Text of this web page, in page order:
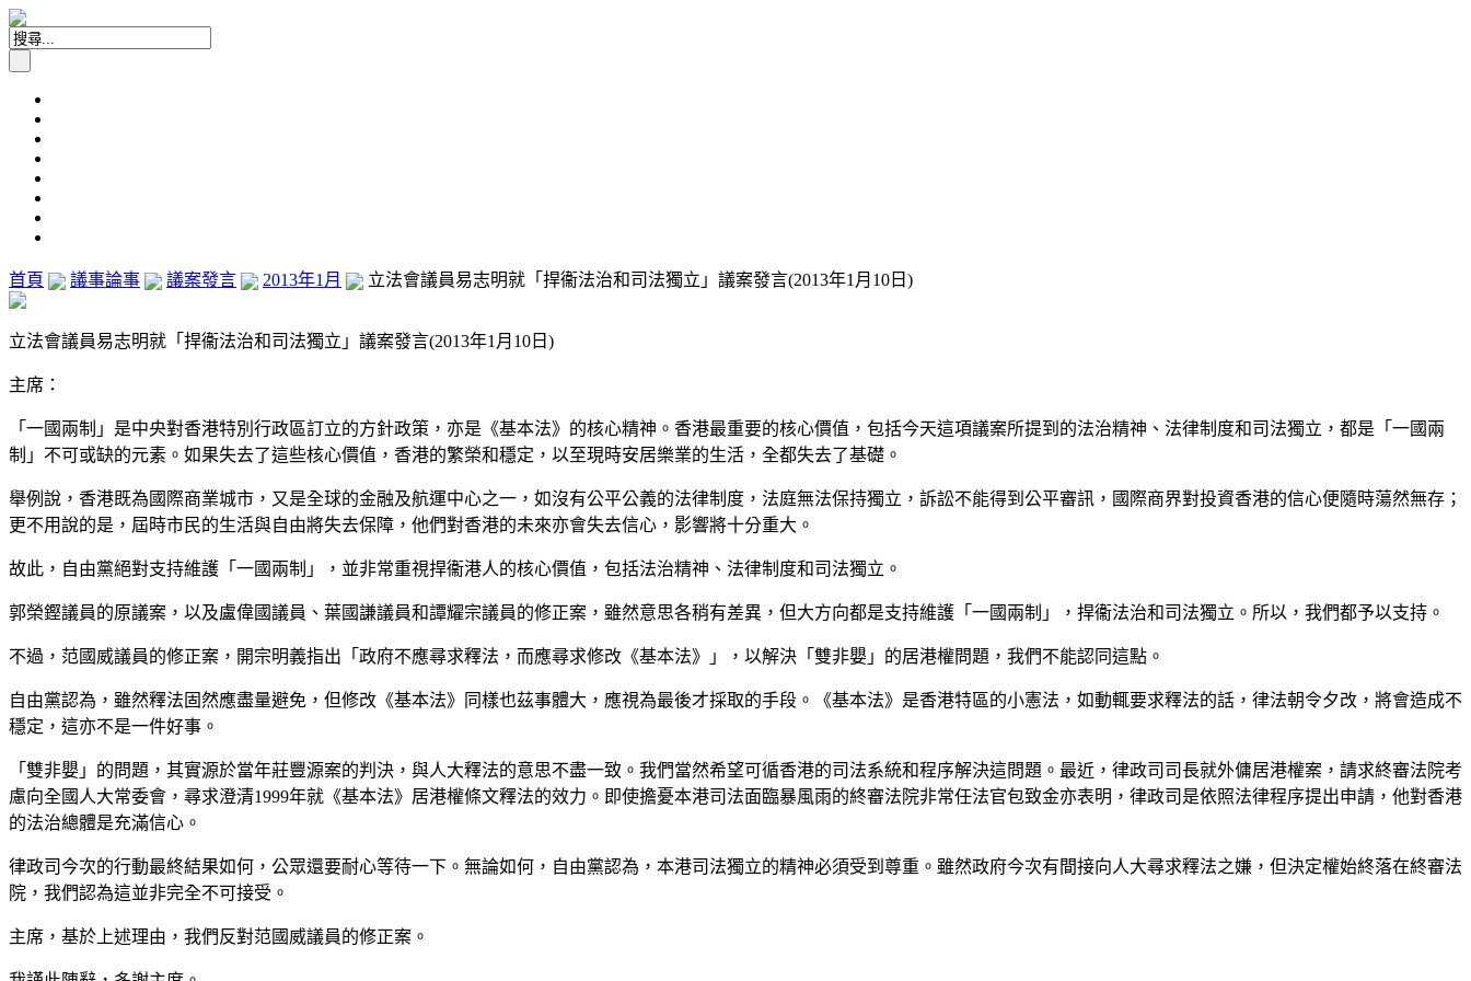
首頁 議事論事 議案發言 2013年1月 立法會議員易志明就「捍衞法治和司法獨立」議案發言(2013年1月10日)
立法會議員易志明就「捍衞法治和司法獨立」議案發言(2013年1月10日)
主席：
「一國兩制」是中央對香港特別行政區訂立的方針政策，亦是《基本法》的核心精神。香港最重要的核心價值，包括今天這項議案所提到的法治精神、法律制度和司法獨立，都是「一國兩
制」不可或缺的元素。如果失去了這些核心價值，香港的繁榮和穩定，以至現時安居樂業的生活，全都失去了基礎。
舉例說，香港既為國際商業城市，又是全球的金融及航運中心之一，如沒有公平公義的法律制度，法庭無法保持獨立，訴訟不能得到公平審訊，國際商界對投資香港的信心便隨時蕩然無存；
更不用說的是，屆時市民的生活與自由將失去保障，他們對香港的未來亦會失去信心，影響將十分重大。
故此，自由黨絕對支持維護「一國兩制」，並非常重視捍衞港人的核心價值，包括法治精神、法律制度和司法獨立。
郭榮鏗議員的原議案，以及盧偉國議員、葉國謙議員和譚耀宗議員的修正案，雖然意思各稍有差異，但大方向都是支持維護「一國兩制」，捍衞法治和司法獨立。所以，我們都予以支持。
不過，范國威議員的修正案，開宗明義指出「政府不應尋求釋法，而應尋求修改《基本法》」，以解決「雙非嬰」的居港權問題，我們不能認同這點。
自由黨認為，雖然釋法固然應盡量避免，但修改《基本法》同樣也茲事體大，應視為最後才採取的手段。《基本法》是香港特區的小憲法，如動輒要求釋法的話，律法朝令夕改，將會造成不
穩定，這亦不是一件好事。
「雙非嬰」的問題，其實源於當年莊豐源案的判決，與人大釋法的意思不盡一致。我們當然希望可循香港的司法系統和程序解決這問題。最近，律政司司長就外傭居港權案，請求終審法院考
慮向全國人大常委會，尋求澄清1999年就《基本法》居港權條文釋法的效力。即使擔憂本港司法面臨暴風雨的終審法院非常任法官包致金亦表明，律政司是依照法律程序提出申請，他對香港
的法治總體是充滿信心。
律政司今次的行動最終結果如何，公眾還要耐心等待一下。無論如何，自由黨認為，本港司法獨立的精神必須受到尊重。雖然政府今次有間接向人大尋求釋法之嫌，但決定權始終落在終審法
院，我們認為這並非完全不可接受。
主席，基於上述理由，我們反對范國威議員的修正案。